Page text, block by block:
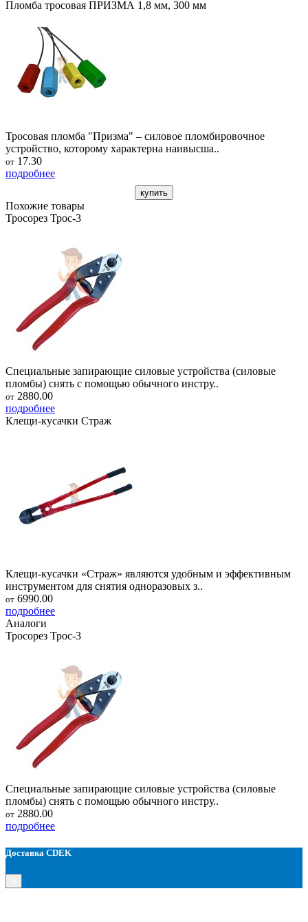
Пломба тросовая ПРИЗМА 1,8 мм, 300 мм
Тросовая пломба "Призма" – силовое пломбировочное
устройство, которому характерна наивысша..
от 17.30
подробнее
купить
Похожие товары
Тросорез Трос-3
Специальные запирающие силовые устройства (силовые
пломбы) снять с помощью обычного инстру..
от 2880.00
подробнее
Клещи-кусачки Страж
Клещи-кусачки «Страж» являются удобным и эффективным
инструментом для снятия одноразовых з..
от 6990.00
подробнее
Аналоги
Тросорез Трос-3
Специальные запирающие силовые устройства (силовые
пломбы) снять с помощью обычного инстру..
от 2880.00
подробнее
Доставка CDEK